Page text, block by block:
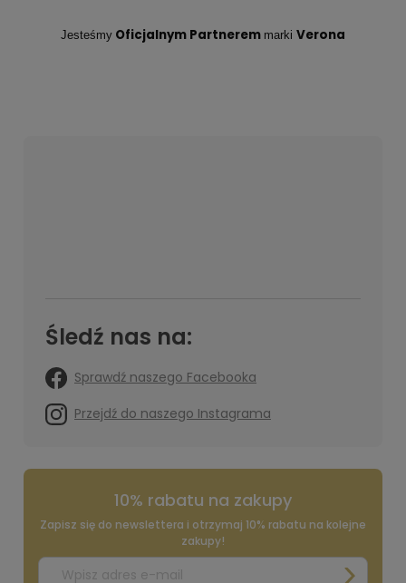
Jesteśmy Oficjalnym Partnerem marki Verona
Śledź nas na:
Sprawdź naszego Facebooka
Przejdź do naszego Instagrama
10% rabatu na zakupy
Zapisz się do newslettera i otrzymaj 10% rabatu na kolejne
zakupy!